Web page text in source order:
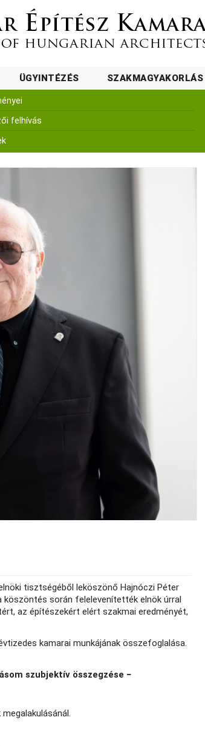
ÜGYINTÉZÉS SZAKMAGYAKORLÁS
felhívás
tisztségéből leköszönő Hajnóczi Péter
során felelevenítették elnök úrral
az építészekért elért szakmai eredményét,
kamarai munkájának összefoglalása.
szubjektív összegzése −